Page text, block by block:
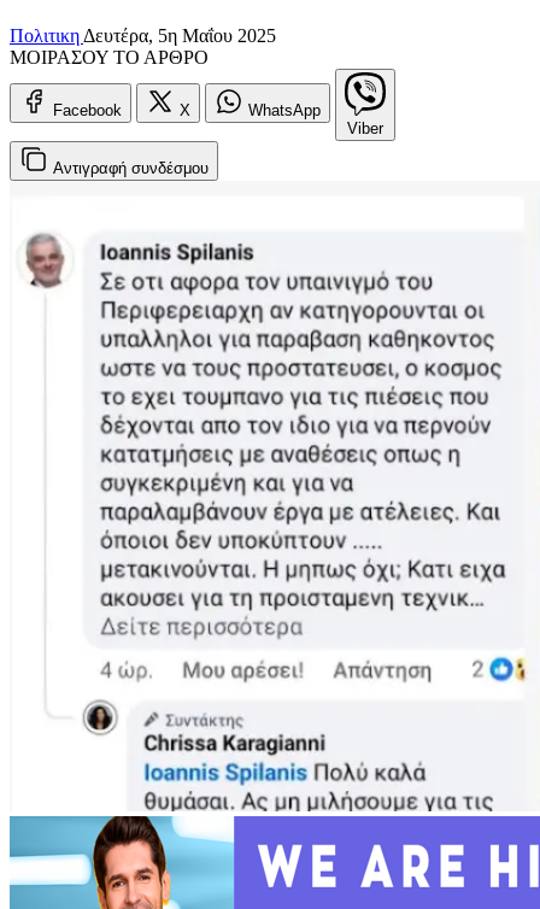
Πολιτικη Δευτέρα, 5η Μαΐου 2025
ΜΟΙΡΑΣΟΥ ΤΟ ΑΡΘΡΟ
Facebook X
WhatsApp
Viber
Αντιγραφή συνδέσμου